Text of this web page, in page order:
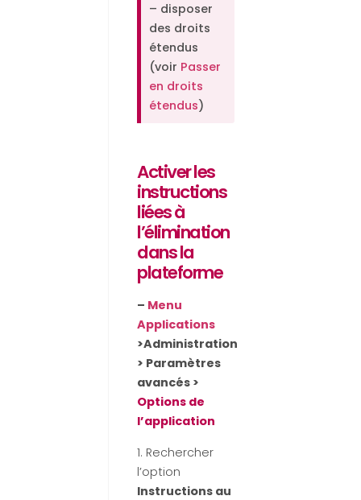
– disposer
des droits
étendus
(voir Passer
en droits
étendus)
Activer les
instructions
liées à
l’élimination
dans la
plateforme
– Menu
Applications
>Administration
> Paramètres
avancés >
Options de
l’application
1. Rechercher
l’option
Instructions au